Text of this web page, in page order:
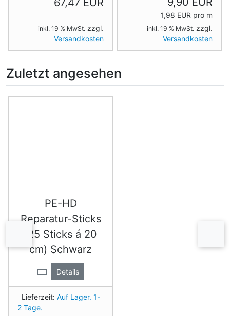
67,47 EUR
inkl. 19 % MwSt. zzgl.
Versandkosten
1,98 EUR pro m
inkl. 19 % MwSt. zzgl.
Versandkosten
Zuletzt angesehen
Es folgt ein Produktslider - navigieren Sie mit der Tab-
zurück
PE-HD
Reparatur-Sticks
(25 Sticks á 20
cm) Schwarz
Details
Lieferzeit: Auf Lager. 1-
2 Tage.